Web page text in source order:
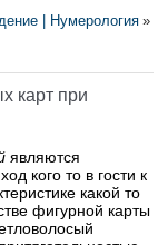
| Нумерология »
карт при
являются
кого то в гости к
какой то
фигурной карты